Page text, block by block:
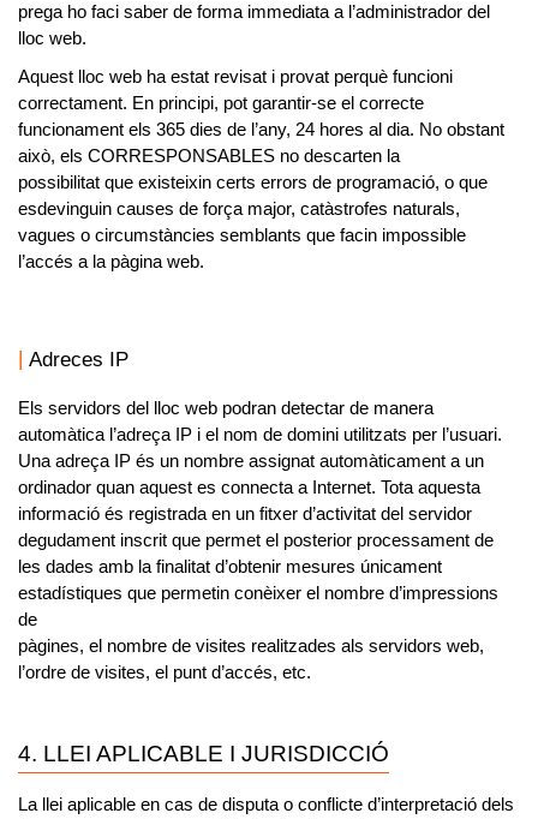
prega ho faci saber de forma immediata a l’administrador del
lloc web.
Aquest lloc web ha estat revisat i provat perquè funcioni
correctament. En principi, pot garantir-se el correcte
funcionament els 365 dies de l’any, 24 hores al dia. No obstant
això, els CORRESPONSABLES no descarten la
possibilitat que existeixin certs errors de programació, o que
esdevinguin causes de força major, catàstrofes naturals,
vagues o circumstàncies semblants que facin impossible
l’accés a la pàgina web.
Adreces IP
Els servidors del lloc web podran detectar de manera
automàtica l’adreça IP i el nom de domini utilitzats per l’usuari.
Una adreça IP és un nombre assignat automàticament a un
ordinador quan aquest es connecta a Internet. Tota aquesta
informació és registrada en un fitxer d’activitat del servidor
degudament inscrit que permet el posterior processament de
les dades amb la finalitat d’obtenir mesures únicament
estadístiques que permetin conèixer el nombre d’impressions
de
pàgines, el nombre de visites realitzades als servidors web,
l’ordre de visites, el punt d’accés, etc.
4. LLEI APLICABLE I JURISDICCIÓ
La llei aplicable en cas de disputa o conflicte d’interpretació dels